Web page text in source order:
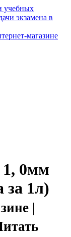
учебных
экзамена в
магазине
0мм
1л)
|